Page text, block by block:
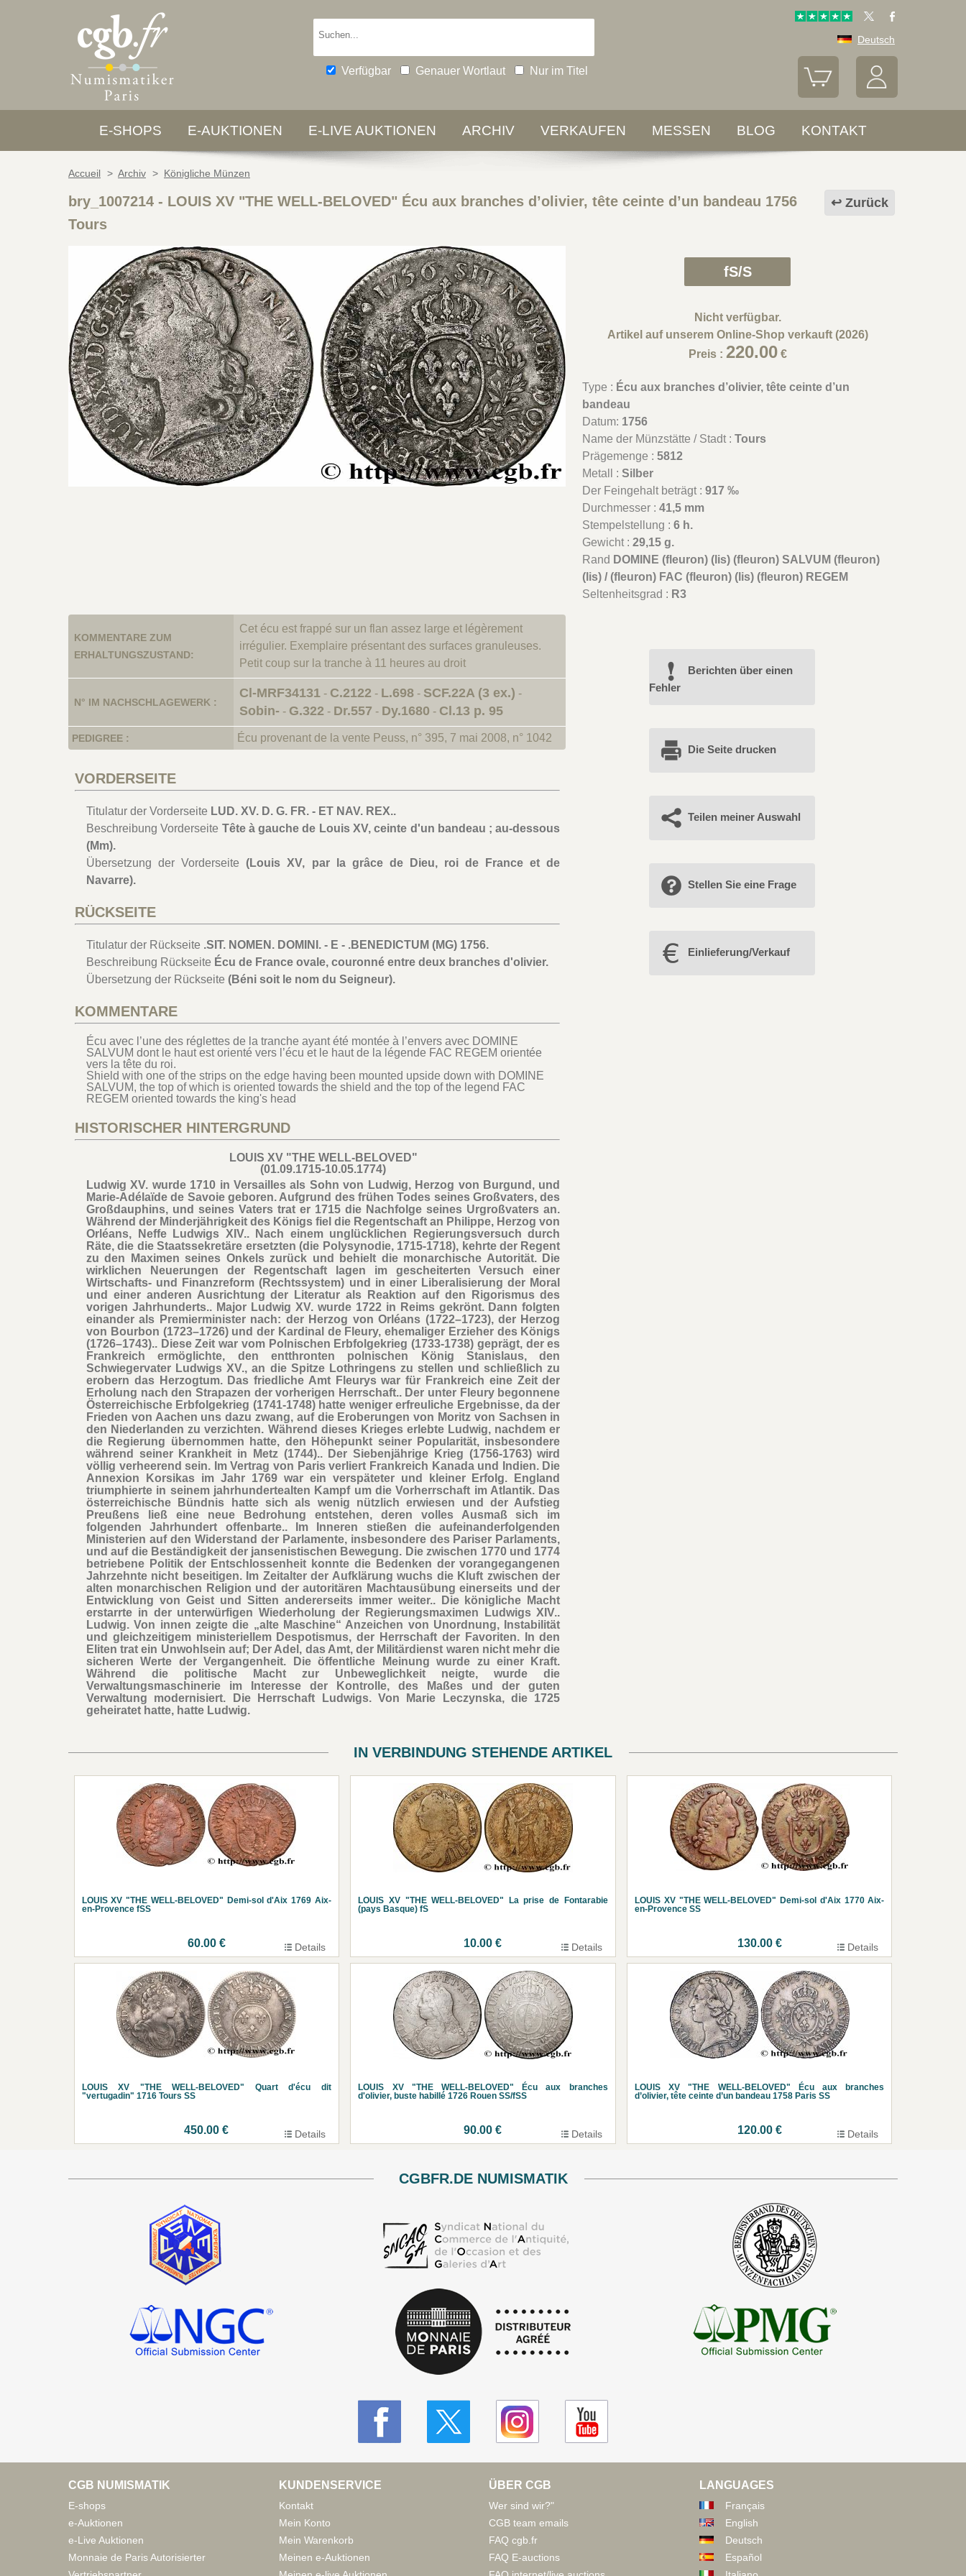
Verfügbar Genauer Wortlaut Nur im Titel
Deutsch
E-SHOPS E-AUKTIONEN E-LIVE AUKTIONEN ARCHIV VERKAUFEN MESSEN BLOG KONTAKT
Accueil > Archiv > Königliche Münzen
Zurück
bry_1007214 - LOUIS XV "THE WELL-BELOVED" Écu aux branches d’olivier, tête ceinte d’un bandeau 1756
Tours
fS/S
Nicht verfügbar.
Artikel auf unserem Online-Shop verkauft (2026)
Preis : 220.00€
Type : Écu aux branches d’olivier, tête ceinte d’un
bandeau
Datum: 1756
Name der Münzstätte / Stadt :Tours
Prägemenge :5812
Metall :Silber
Der Feingehalt beträgt :917 ‰
Durchmesser :41,5 mm
Stempelstellung :6 h.
Gewicht :29,15 g.
Rand DOMINE (fleuron) (lis) (fleuron) SALVUM (fleuron)
(lis) / (fleuron) FAC (fleuron) (lis) (fleuron) REGEM
Seltenheitsgrad : R3
KOMMENTARE ZUM
ERHALTUNGSZUSTAND:
Cet écu est frappé sur un flan assez large et légèrement
irrégulier. Exemplaire présentant des surfaces granuleuses.
Petit coup sur la tranche à 11 heures au droit
N° IM NACHSCHLAGEWERK :
Cl-MRF34131 - C.2122 - L.698 - SCF.22A (3 ex.) -
Sobin- - G.322 - Dr.557 - Dy.1680 - Cl.13 p. 95
PEDIGREE : Écu provenant de la vente Peuss, n° 395, 7 mai 2008, n° 1042
VORDERSEITE
Titulatur der Vorderseite LUD. XV. D. G. FR. - ET NAV. REX..
Beschreibung Vorderseite Tête à gauche de Louis XV, ceinte d'un bandeau ; au-dessous
(Mm).
Übersetzung der Vorderseite(Louis XV, par la grâce de Dieu, roi de France et de
Navarre).
RÜCKSEITE
Titulatur der Rückseite .SIT. NOMEN. DOMINI. - E - .BENEDICTUM (MG) 1756.
Beschreibung Rückseite Écu de France ovale, couronné entre deux branches d'olivier.
Übersetzung der Rückseite (Béni soit le nom du Seigneur).
KOMMENTARE
Écu avec l’une des réglettes de la tranche ayant été montée à l’envers avec DOMINE
SALVUM dont le haut est orienté vers l’écu et le haut de la légende FAC REGEM orientée
vers la tête du roi.
Shield with one of the strips on the edge having been mounted upside down with DOMINE
SALVUM, the top of which is oriented towards the shield and the top of the legend FAC
REGEM oriented towards the king's head
HISTORISCHER HINTERGRUND
LOUIS XV "THE WELL-BELOVED"
(01.09.1715-10.05.1774)
Ludwig XV. wurde 1710 in Versailles als Sohn von Ludwig, Herzog von Burgund, und
Marie-Adélaïde de Savoie geboren. Aufgrund des frühen Todes seines Großvaters, des
Großdauphins, und seines Vaters trat er 1715 die Nachfolge seines Urgroßvaters an.
Während der Minderjährigkeit des Königs fiel die Regentschaft an Philippe, Herzog von
Orléans, Neffe Ludwigs XIV.. Nach einem unglücklichen Regierungsversuch durch
Räte, die die Staatssekretäre ersetzten (die Polysynodie, 1715-1718), kehrte der Regent
zu den Maximen seines Onkels zurück und behielt die monarchische Autorität. Die
wirklichen Neuerungen der Regentschaft lagen im gescheiterten Versuch einer
Wirtschafts- und Finanzreform (Rechtssystem) und in einer Liberalisierung der Moral
und einer anderen Ausrichtung der Literatur als Reaktion auf den Rigorismus des
vorigen Jahrhunderts.. Major Ludwig XV. wurde 1722 in Reims gekrönt. Dann folgten
einander als Premierminister nach: der Herzog von Orléans (1722–1723), der Herzog
von Bourbon (1723–1726) und der Kardinal de Fleury, ehemaliger Erzieher des Königs
(1726–1743).. Diese Zeit war vom Polnischen Erbfolgekrieg (1733-1738) geprägt, der es
Frankreich ermöglichte, den entthronten polnischen König Stanislaus, den
Schwiegervater Ludwigs XV., an die Spitze Lothringens zu stellen und schließlich zu
erobern das Herzogtum. Das friedliche Amt Fleurys war für Frankreich eine Zeit der
Erholung nach den Strapazen der vorherigen Herrschaft.. Der unter Fleury begonnene
Österreichische Erbfolgekrieg (1741-1748) hatte weniger erfreuliche Ergebnisse, da der
Frieden von Aachen uns dazu zwang, auf die Eroberungen von Moritz von Sachsen in
den Niederlanden zu verzichten. Während dieses Krieges erlebte Ludwig, nachdem er
die Regierung übernommen hatte, den Höhepunkt seiner Popularität, insbesondere
während seiner Krankheit in Metz (1744).. Der Siebenjährige Krieg (1756-1763) wird
völlig verheerend sein. Im Vertrag von Paris verliert Frankreich Kanada und Indien. Die
Annexion Korsikas im Jahr 1769 war ein verspäteter und kleiner Erfolg. England
triumphierte in seinem jahrhundertealten Kampf um die Vorherrschaft im Atlantik. Das
österreichische Bündnis hatte sich als wenig nützlich erwiesen und der Aufstieg
Preußens ließ eine neue Bedrohung entstehen, deren volles Ausmaß sich im
folgenden Jahrhundert offenbarte.. Im Inneren stießen die aufeinanderfolgenden
Ministerien auf den Widerstand der Parlamente, insbesondere des Pariser Parlaments,
und auf die Beständigkeit der jansenistischen Bewegung. Die zwischen 1770 und 1774
betriebene Politik der Entschlossenheit konnte die Bedenken der vorangegangenen
Jahrzehnte nicht beseitigen. Im Zeitalter der Aufklärung wuchs die Kluft zwischen der
alten monarchischen Religion und der autoritären Machtausübung einerseits und der
Entwicklung von Geist und Sitten andererseits immer weiter.. Die königliche Macht
erstarrte in der unterwürfigen Wiederholung der Regierungsmaximen Ludwigs XIV..
Ludwig. Von innen zeigte die „alte Maschine“ Anzeichen von Unordnung, Instabilität
und gleichzeitigem ministeriellem Despotismus, der Herrschaft der Favoriten. In den
Eliten trat ein Unwohlsein auf; Der Adel, das Amt, der Militärdienst waren nicht mehr die
sicheren Werte der Vergangenheit. Die öffentliche Meinung wurde zu einer Kraft.
Während die politische Macht zur Unbeweglichkeit neigte, wurde die
Verwaltungsmaschinerie im Interesse der Kontrolle, des Maßes und der guten
Verwaltung modernisiert. Die Herrschaft Ludwigs. Von Marie Leczynska, die 1725
geheiratet hatte, hatte Ludwig.
Berichten über einen
Fehler
Die Seite drucken
Teilen meiner Auswahl
Stellen Sie eine Frage
Einlieferung/Verkauf
IN VERBINDUNG STEHENDE ARTIKEL
LOUIS XV "THE WELL-BELOVED" Demi-sol d'Aix 1769 Aix-
en-Provence fSS
60.00 € Details
LOUIS XV "THE WELL-BELOVED" La prise de Fontarabie
(pays Basque) fS
10.00 € Details
LOUIS XV "THE WELL-BELOVED" Demi-sol d'Aix 1770 Aix-
en-Provence SS
130.00 € Details
LOUIS XV "THE WELL-BELOVED" Quart d'écu dit
"vertugadin" 1716 Tours SS
450.00 € Details
LOUIS XV "THE WELL-BELOVED" Écu aux branches
d'olivier, buste habillé 1726 Rouen SS/fSS
90.00 € Details
LOUIS XV "THE WELL-BELOVED" Écu aux branches
d’olivier, tête ceinte d’un bandeau 1758 Paris SS
120.00 € Details
CGBFR.DE NUMISMATIK
CGB NUMISMATIK
E-shops
e-Auktionen
e-Live Auktionen
Monnaie de Paris Autorisierter
KUNDENSERVICE
Kontakt
Mein Konto
Mein Warenkorb
Meinen e-Auktionen
ÜBER CGB
Wer sind wir?"
CGB team emails
FAQ cgb.fr
FAQ E-auctions
LANGUAGES
Français
English
Deutsch
Español